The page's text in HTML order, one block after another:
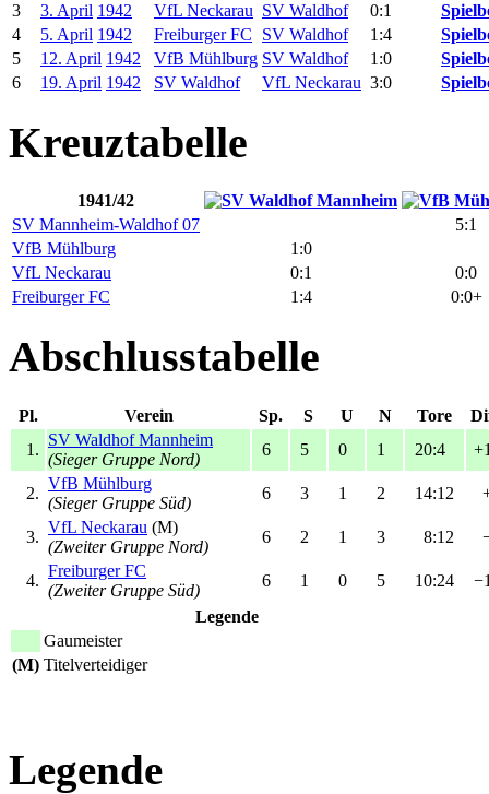
3
3. April 1942 VfL Neckarau SV Waldhof 0:1
4
5. April 1942 Freiburger FC SV Waldhof 1:4
5
12. April 1942 VfB Mühlburg SV Waldhof 1:0
6
19. April 1942 SV Waldhof VfL Neckarau 3:0
Kreuztabelle
1941/42
SV Mannheim-Waldhof 07
5:1
VfB Mühlburg
1:0
VfL Neckarau
0:1
0:0
Freiburger FC
1:4 0:0+
Abschlusstabelle
Pl. Verein Sp. S U N Tore
1.
SV Waldhof Mannheim
(Sieger Gruppe Nord)
6 5 0 1 20:4
2.
VfB Mühlburg
(Sieger Gruppe Süd)
6 3 1 2 14:12
3.
VfL Neckarau (M)
(Zweiter Gruppe Nord)
6 2 1 3 8:12
4.
Freiburger FC
(Zweiter Gruppe Süd)
6 1 0 5 10:24
Legende
Gaumeister
(M) Titelverteidiger
Legende